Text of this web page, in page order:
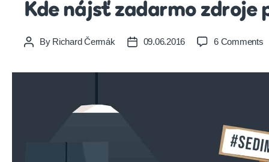
Kde nájsť zadarmo zdroje
PostBy Richard Čermák
Post09.06.2016 6 Comments